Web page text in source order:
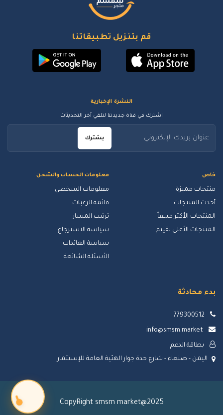
قم بتنزيل تطبيقاتنا
خاص
منتجات مميزة
أحدث المنتجات
المنتجات الأكثر مبيعاً
المنتجات الأعلى تقييم
معلومات الحساب والشحن
معلومات الشخصي
قائمة الرغبات
ترتيب المسار
سياسة الاسترجاع
سياسة العائدات
الأسئلة الشائعة
النشرة الإخبارية
اشترك في قناة جديدتنا لتلقي آخر التحديثات
يشترك
بدء محادثة
779300512
info@smsm.market
بطاقة الدعم
اليمن - صنعاء - شارع حدة جوار الهئية العامة للإستثمار
CopyRight smsm market@2025